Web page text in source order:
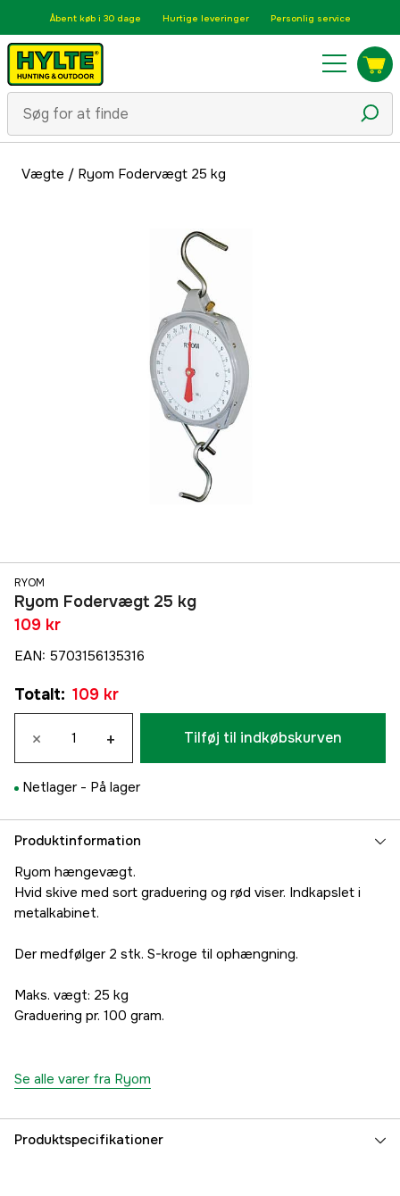
Åbent køb i 30 dage Hurtige leveringer Personlig service
Vægte / Ryom Fodervægt 25 kg
RYOM
Ryom Fodervægt 25 kg
109 kr
EAN: 5703156135316
Totalt: 109 kr
× + Tilføj til indkøbskurven
Netlager - På lager
Produktinformation
Ryom hængevægt.
Hvid skive med sort graduering og rød viser. Indkapslet i
metalkabinet.
Der medfølger 2 stk. S-kroge til ophængning.
Maks. vægt: 25 kg
Graduering pr. 100 gram.
Se alle varer fra Ryom
Produktspecifikationer